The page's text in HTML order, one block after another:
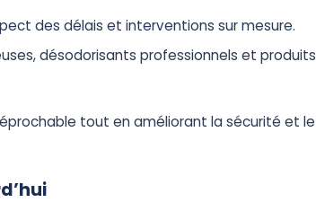
des délais et interventions sur mesure.
désodorisants professionnels et produits
tout en améliorant la sécurité et le